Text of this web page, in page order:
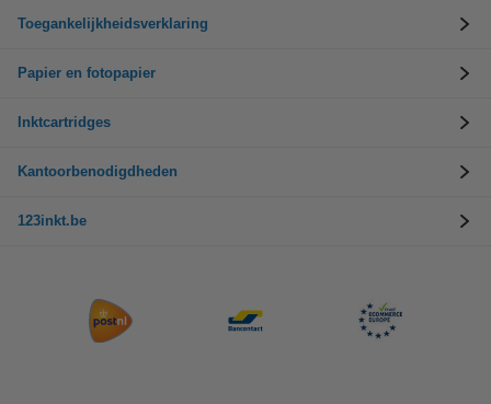
Toegankelijkheidsverklaring
Papier en fotopapier
Inktcartridges
Kantoorbenodigdheden
123inkt.be